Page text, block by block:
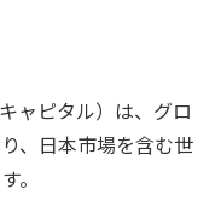
ャピタル）は、グロ
、日本市場を含む世
。